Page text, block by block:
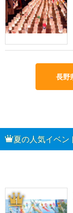
長野
夏の人気イベン
1